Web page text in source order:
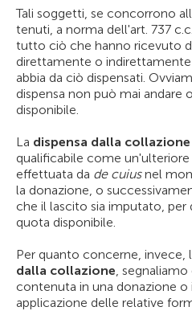
Tali soggetti, se concorrono
tenuti, a norma dell'art. 737
tutto ciò che hanno ricevuto
direttamente o
abbia da ciò dispensati.
dispensa non può mai andare
disponibile.
La dispensa dalla collazione
qualificabile come
effettuata da de cuiusnel
la donazione, o
che il lascito sia imputato, per
quota disponibile.
Per quanto concerne, invece,
dalla collazione, segnaliamo
contenuta in una donazione
applicazione delle relative